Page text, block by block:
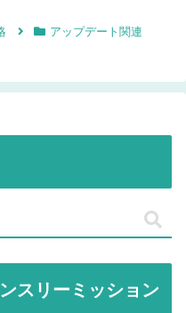
アップデート関連
スリーミッション